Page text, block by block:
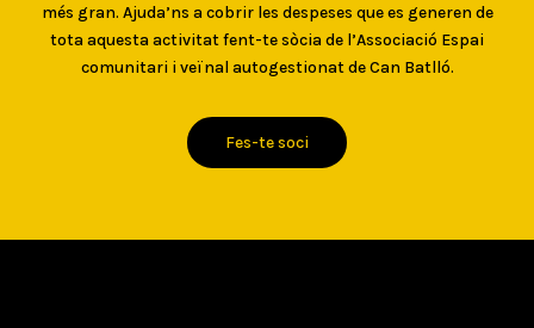
més gran. Ajuda’ns a cobrir les despeses que es generen de
tota aquesta activitat fent-te sòcia de l’Associació Espai
comunitari i veïnal autogestionat de Can Batlló.
Fes-te soci